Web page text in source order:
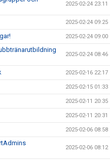
2025-02-24 23:11
2025-02-24 09:25
2025-02-24 09:00
2025-02-24 08:46
2025-02-16 22:17
2025-02-15 01:33
2025-02-11 20:35
2025-02-11 20:31
2025-02-06 08:58
2025-02-06 08:12